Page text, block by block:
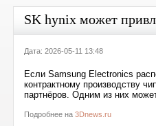
SK hynix может
Дата: 2026-05-11 13:48
Если Samsung Electronics
контрактному производству
партнёров. Одним из них
Подробнее на 3Dnews.ru